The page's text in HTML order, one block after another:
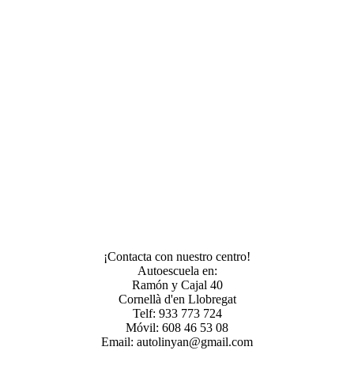
¡Contacta con nuestro centro!
Autoescuela en:
Ramón y Cajal 40
Cornellà d'en Llobregat
Telf: 933 773 724
Móvil: 608 46 53 08
Email: autolinyan@gmail.com